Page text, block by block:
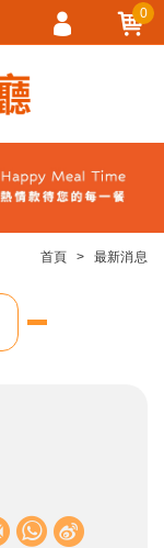
首頁 最新消息
W
0